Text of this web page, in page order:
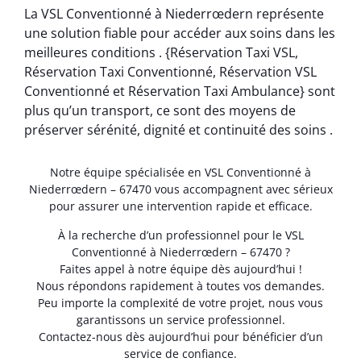
La VSL Conventionné à Niederrœdern représente
une solution fiable pour accéder aux soins dans les
meilleures conditions . {Réservation Taxi VSL,
Réservation Taxi Conventionné, Réservation VSL
Conventionné et Réservation Taxi Ambulance} sont
plus qu’un transport, ce sont des moyens de
préserver sérénité, dignité et continuité des soins .
Notre équipe spécialisée en VSL Conventionné à
Niederrœdern – 67470 vous accompagnent avec sérieux
pour assurer une intervention rapide et efficace.
À la recherche d’un professionnel pour le VSL
Conventionné à Niederrœdern – 67470 ?
Faites appel à notre équipe dès aujourd’hui !
Nous répondons rapidement à toutes vos demandes.
Peu importe la complexité de votre projet, nous vous
garantissons un service professionnel.
Contactez-nous dès aujourd’hui pour bénéficier d’un
service de confiance.